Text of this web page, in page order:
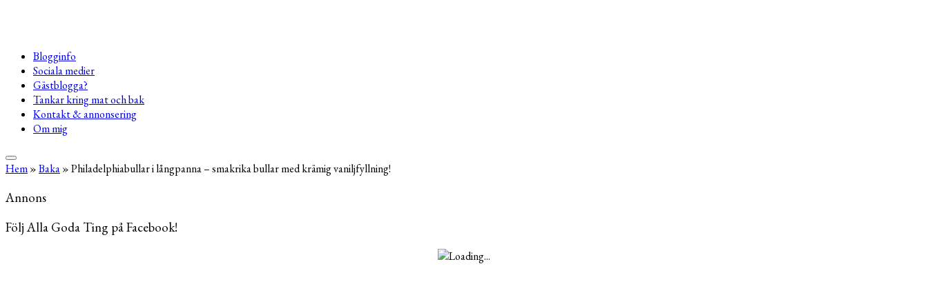
Blogginfo
Sociala medier
Gästblogga?
Tankar kring mat och bak
Kontakt & annonsering
Om mig
Hem»Baka»Philadelphiabullar i långpanna – smakrika bullar med krämig vaniljfyllning!
Annons
Följ Alla Goda Ting på Facebook!